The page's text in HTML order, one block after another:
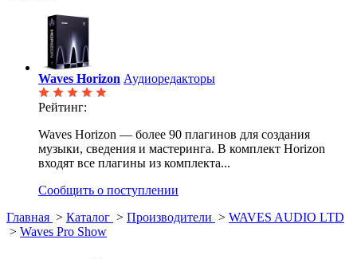
Waves Horizon Аудиоредакторы
Рейтинг:
Waves Horizon — более 90 плагинов для создания
музыки, сведения и мастеринга. В комплект Horizon
входят все плагины из комплекта...
Сообщить о поступлении
Главная > Каталог > Производители > WAVES AUDIO LTD
> Waves Pro Show